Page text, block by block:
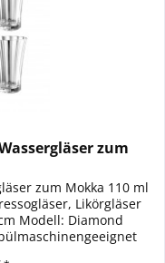
zum
zum Mokka 110 ml
Likörgläser
Modell: Diamond